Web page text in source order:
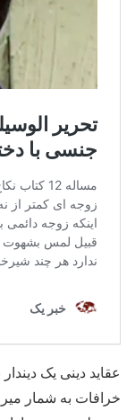
عقاید دینی یک
خرافات به شمار